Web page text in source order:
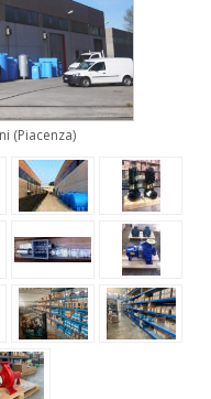
(Piacenza)